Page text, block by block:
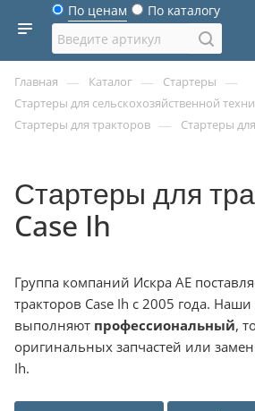
По ценам По каталогу
Главная — Каталог — Стартеры —
Стартеры для сельскохозяйственной
Стартеры для тракторов — Стартеры
Стартеры для
Case Ih
Группа компаний Искра АЕ
тракторов Case Ih с 2005 года.
выполняют профессиональный,
оригинальных запчастей или замен
Ih.